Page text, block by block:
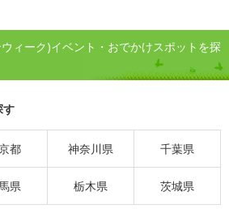
ィーク)イベント・おでかけスポットを探
す
都 神奈川県 千葉県
県 栃木県 茨城県